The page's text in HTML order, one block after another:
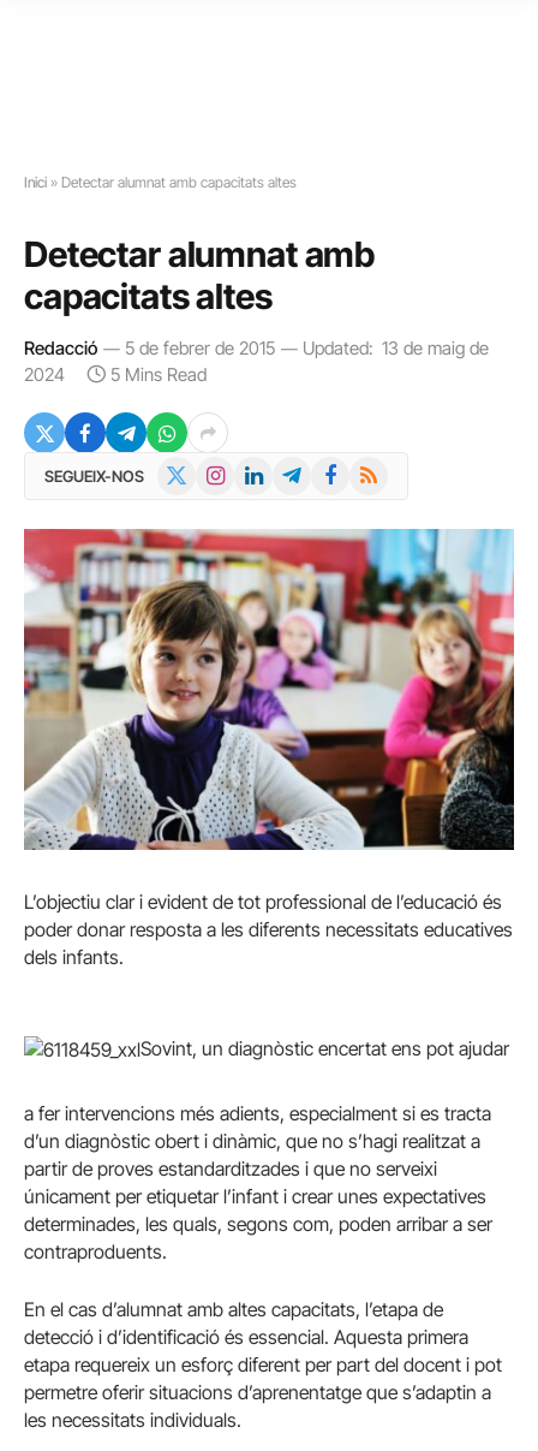
Inici » Detectar alumnat amb capacitats altes
Detectar alumnat amb
capacitats altes
Redacció 5 de febrer de 2015 Updated: 13 de maig de
2024
5 Mins Read
SEGUEIX-NOS InstagramLinkedInTelegramFacebook
RSS
L’objectiu clar i evident de tot professional de l’educació és
poder donar resposta a les diferents necessitats educatives
dels infants.
Sovint, un diagnòstic encertat ens pot ajudar
a fer intervencions més adients, especialment si es tracta
d’un diagnòstic obert i dinàmic, que no s’hagi realitzat a
partir de proves estandarditzades i que no serveixi
únicament per etiquetar l’infant i crear unes expectatives
determinades, les quals, segons com, poden arribar a ser
contraproduents.
En el cas d’alumnat amb altes capacitats, l’etapa de
detecció i d’identificació és essencial. Aquesta primera
etapa requereix un esforç diferent per part del docent i pot
permetre oferir situacions d’aprenentatge que s’adaptin a
les necessitats individuals.